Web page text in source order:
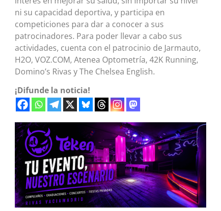
ni su capacidad deportiva, y participa en
competiciones para dar a conocer a sus
patrocinadores. Para poder llevar a cabo sus
actividades, cuenta con el patrocinio de Jarmauto,
H2O, VOZ.COM, Atenea Optometría, 42K Running,
Domino’s Rivas y The Chelsea English.
¡Difunde la noticia!